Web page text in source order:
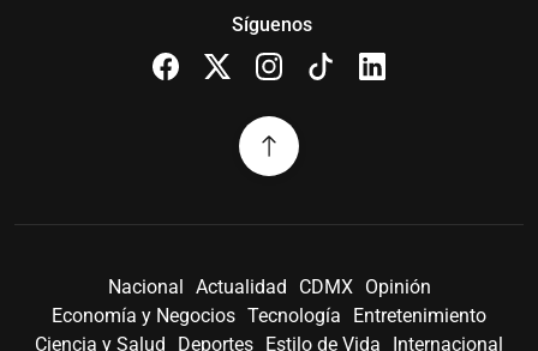
Síguenos
Nacional Actualidad CDMX
Opinión
Economía y Negocios Tecnología
Entretenimiento
Ciencia y Salud
Deportes Estilo de Vida Internacional